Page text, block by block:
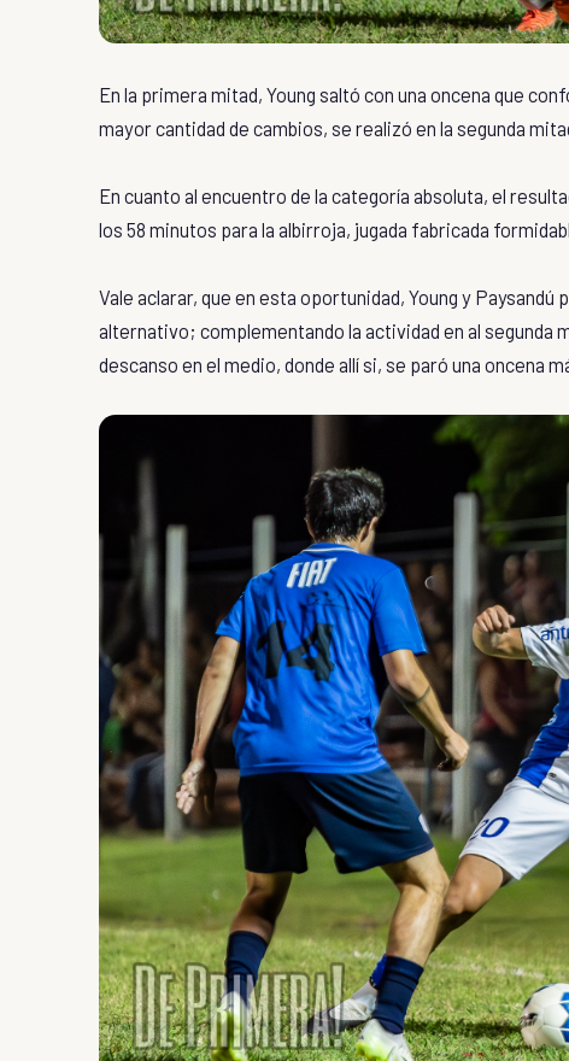
En la primera mitad, Young saltó con una oncena que
mayor cantidad de cambios, se realizó en la segunda
En cuanto al encuentro de la categoría absoluta, el
los 58 minutos para la albirroja, jugada fabricada
Vale aclarar, que en esta oportunidad, Young y
alternativo; complementando la actividad en al segunda
descanso en el medio, donde allí si, se paró una oncena